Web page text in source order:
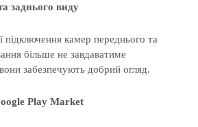
заднього виду
камер переднього та
більше не завдаватиме
забезпечують добрий огляд.
Play Market